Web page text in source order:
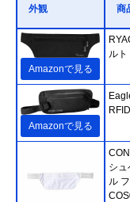
外観 商
Amazonで見る
ルト
Amazonで見る
シ
ル